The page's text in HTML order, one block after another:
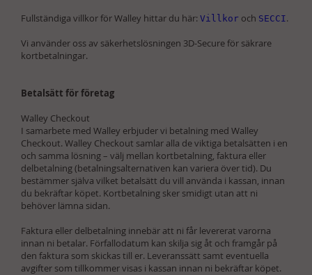
Fullständiga villkor för Walley hittar du här: Villkor och SECCI.
Vi använder oss av säkerhetslösningen 3D-Secure för säkrare
kortbetalningar.
Betalsätt för företag
Walley Checkout
I samarbete med Walley erbjuder vi betalning med Walley
Checkout. Walley Checkout samlar alla de viktiga betalsätten i en
och samma lösning – välj mellan kortbetalning, faktura eller
delbetalning (betalningsalternativen kan variera över tid). Du
bestämmer själva vilket betalsätt du vill använda i kassan, innan
du bekräftar köpet. Kortbetalning sker smidigt utan att ni
behöver lämna sidan.
Faktura eller delbetalning innebär att ni får levererat varorna
innan ni betalar. Förfallodatum kan skilja sig åt och framgår på
den faktura som skickas till er. Leveranssätt samt eventuella
avgifter som tillkommer visas i kassan innan ni bekräftar köpet.